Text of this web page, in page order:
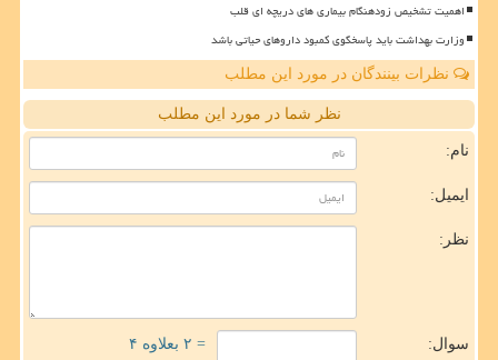
اهمیت تشخیص زودهنگام بیماری های دریچه ای قلب
وزارت بهداشت باید پاسخگوی کمبود داروهای حیاتی باشد
نظرات بینندگان در مورد این مطلب
نظر شما در مورد این مطلب
نام:
ایمیل:
نظر:
سوال: = ۲ بعلاوه ۴